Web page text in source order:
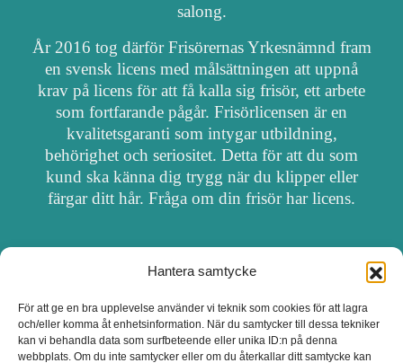
Hantera samtycke
För att ge en bra upplevelse använder vi teknik som cookies för att lagra
och/eller komma åt enhetsinformation. När du samtycker till dessa tekniker
kan vi behandla data som surfbeteende eller unika ID:n på denna
webbplats. Om du inte samtycker eller om du återkallar ditt samtycke kan
salong.
År 2016 tog därför Frisörernas Yrkesnämnd fram
en svensk licens med målsättningen att uppnå
krav på licens för att få kalla sig frisör, ett arbete
som fortfarande pågår. Frisörlicensen är en
kvalitetsgaranti som intygar utbildning,
behörighet och seriositet. Detta för att du som
kund ska känna dig trygg när du klipper eller
färgar ditt hår. Fråga om din frisör har licens.
OM FRISÖRSÖK
UPPDATERA SALONG